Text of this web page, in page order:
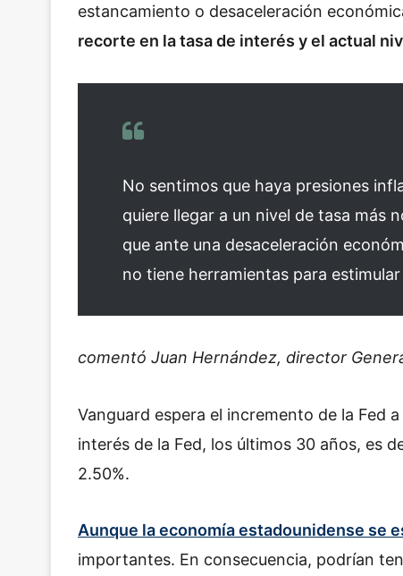
estancamiento o desaceleración
recorte en la tasa de interés y el actual
No sentimos que haya presiones
quiere llegar a un nivel de tasa más
que ante una desaceleración
no tiene herramientas para
comentó Juan Hernández, director
Vanguard espera el incremento de la Fed
interés de la Fed, los últimos 30 años, es
2.50%.
Aunque la economía estadounidense se
importantes. En consecuencia, podrían